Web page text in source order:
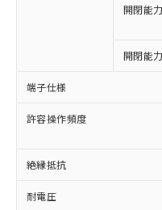
開閉能
開閉能
端子仕様
許容操作頻度
絶縁抵抗
耐電圧
本サービス
商品の当社
(税抜)を提
当社制御機
本サービス
ことをご了
在庫状況お
記載してい
タに基づき
準価格とは
調査・確認中：
非含有の対応状
非該当品：ライ
害物質有無と関
仕入先様の事情
いたものが、含
むを得ず変更す
*EU RoHS指令（10物質
鉛(Pb) 1000ppm以下、
六価クロム(Cr(Ⅵ))
「○」：最大均
基準値以下であ
「×」：最大均質
基準値を超えて
「－」：未確認
当社は、こ
為替および
（以下｢規
または国外
国政府の輸
可)を取得